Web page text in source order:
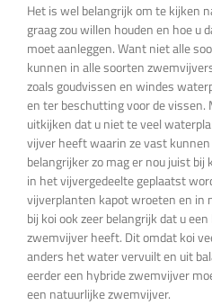
Het is wel belangrijk om te kijken
graag zou willen houden en hoe u
moet aanleggen. Want niet alle
kunnen in alle soorten
zoals goudvissen en windes
en ter beschutting voor de vissen.
uitkijken dat u niet te veel
vijver heeft waarin ze vast
belangrijker zo mag er nou juist
in het vijvergedeelte geplaatst
vijverplanten kapot wroeten en in
bij koi ook zeer belangrijk dat u
zwemvijver heeft. Dit omdat koi
anders het water vervuilt en uit
eerder een hybride zwemvijver
een natuurlijke zwemvijver.